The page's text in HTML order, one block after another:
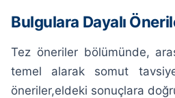
Bulgulara Dayalı
Tez öneriler bölümünde,
temel alarak somut
öneriler,eldeki sonuçlara